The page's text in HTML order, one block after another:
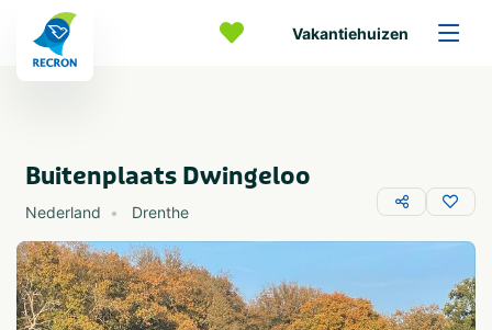
Vakantiehuizen
Buitenplaats Dwingeloo
Nederland Drenthe